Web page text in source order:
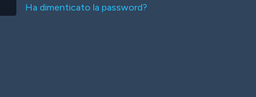
Ha dimenticato la password?